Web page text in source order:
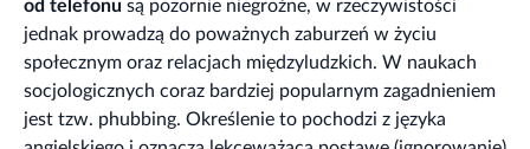
od telefonu są pozornie niegroźne, w rzeczywistości
jednak prowadzą do poważnych zaburzeń w życiu
społecznym oraz relacjach międzyludzkich. W naukach
socjologicznych coraz bardziej popularnym zagadnieniem
jest tzw. phubbing. Określenie to pochodzi z języka